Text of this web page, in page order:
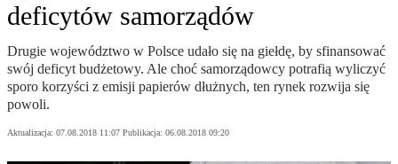
deficytów samorządów
Drugie województwo w Polsce udało się na giełdę, by sfinansować
swój deficyt budżetowy. Ale choć samorządowcy potrafią wyliczyć
sporo korzyści z emisji papierów dłużnych, ten rynek rozwija się
powoli.
Aktualizacja: 07.08.2018 11:07 Publikacja: 06.08.2018 09:20